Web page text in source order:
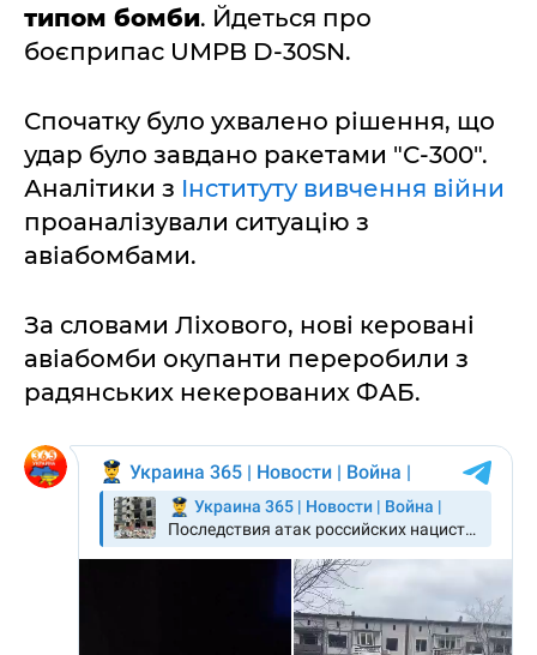
типом бомби. Йдеться про
боєприпас UMPB D-30SN.
Спочатку було ухвалено рішення, що
удар було завдано ракетами "С-300".
Аналітики з Інституту вивчення війни
проаналізували ситуацію з
авіабомбами.
За словами Ліхового, нові керовані
авіабомби окупанти переробили з
радянських некерованих ФАБ.